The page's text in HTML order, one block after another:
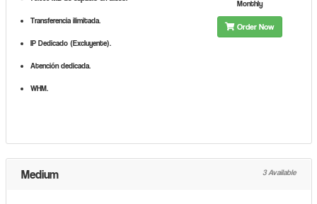
Transferencia ilimitada.
IP Dedicado (Excluyente).
Atención dedicada.
WHM.
Monthly
Order Now
Medium 3 Available